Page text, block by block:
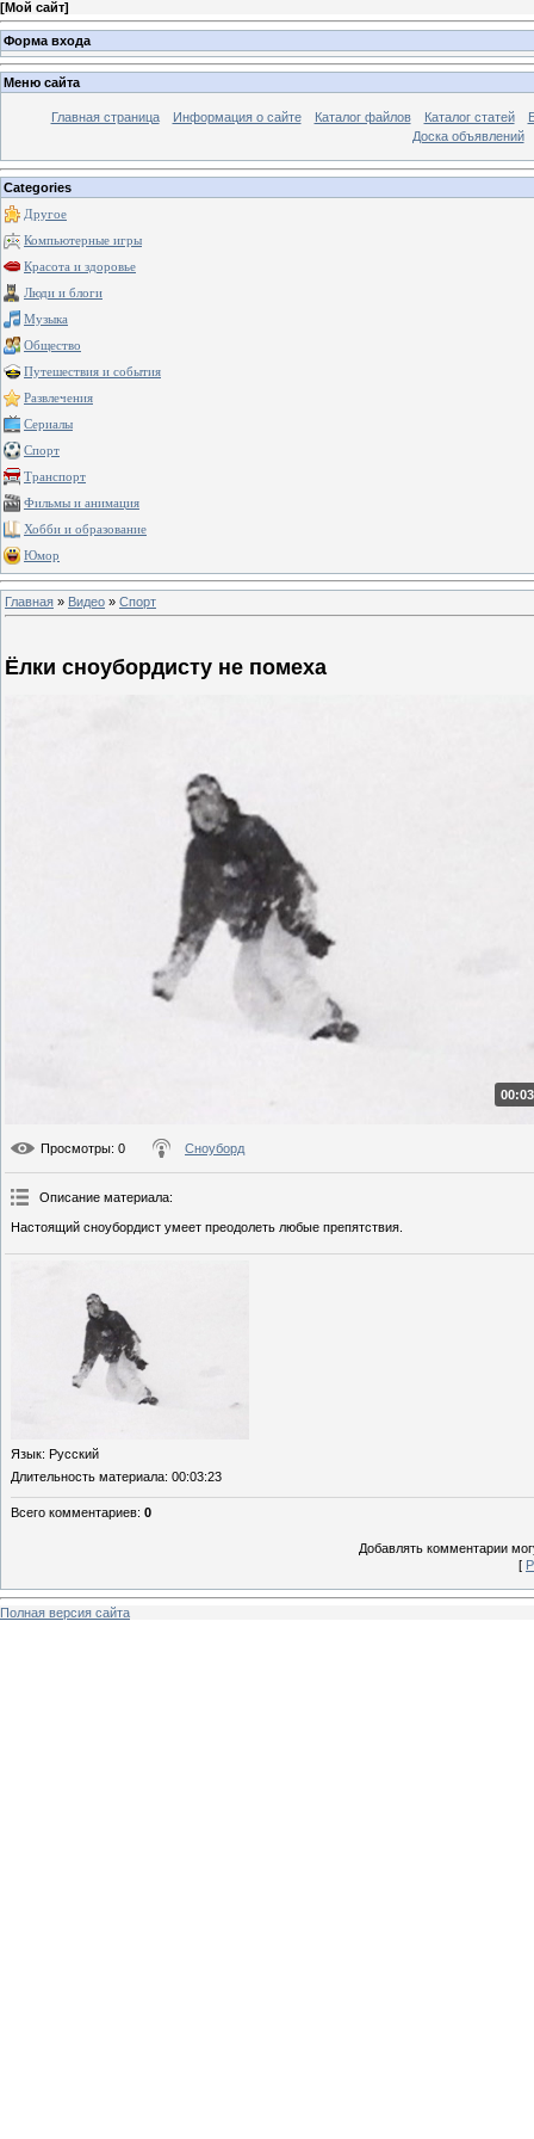
[Мой сайт]
Форма входа
Меню сайта
Главная страница Информация о сайте Каталог файлов Каталог статей
Доска объявлений
Categories
Другое
Компьютерные игры
Красота и здоровье
Люди и блоги
Музыка
Общество
Путешествия и события
Развлечения
Сериалы
Спорт
Транспорт
Фильмы и анимация
Хобби и образование
Юмор
Главная » Видео » Спорт
Ёлки сноубордисту не помеха
Просмотры: 0 Сноуборд
Описание материала:
Настоящий сноубордист умеет преодолеть любые препятствия.
Язык: Русский
Длительность материала: 00:03:23
Всего комментариев: 0
Добавлять комментарии
[
Полная версия сайта